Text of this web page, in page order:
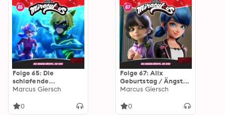
Folge 65: Die
schlafende
Meerjungfrau/ Stier
Original-Hörspiel zur
Marcus Giersch
0
Folge 67: Alix
Geburtstag / Ängste
(Das Original-Hörspiel
Marcus Giersch
0